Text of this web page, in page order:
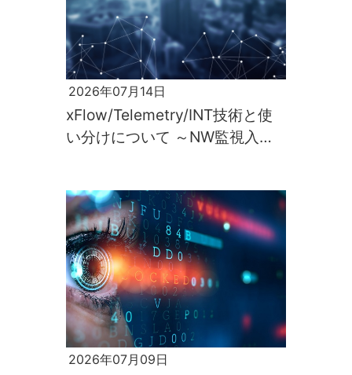
2026年07月14日
xFlow/Telemetry/INT技術と使
い分けについて ～NW監視入門
2026年07月09日